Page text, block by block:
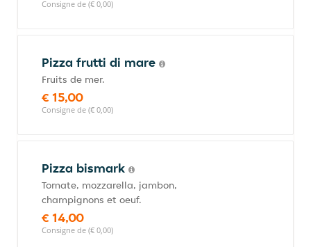
Consigne de (€ 0,00)
Pizza frutti di mare
Fruits de mer.
€ 15,00
Consigne de (€ 0,00)
Pizza bismark
Tomate, mozzarella, jambon,
champignons et oeuf.
€ 14,00
Consigne de (€ 0,00)